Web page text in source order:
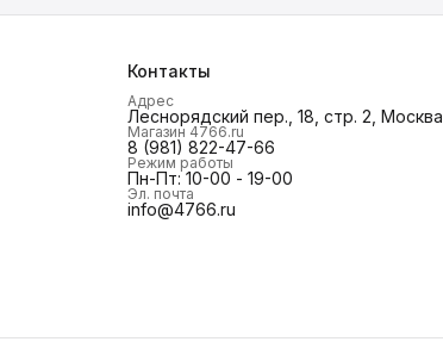
Контакты
Адрес
Леснорядский пер., 18, стр. 2, Москва
Магазин 4766.ru
8 (981) 822-47-66
Режим работы
Пн-Пт: 10-00 - 19-00
Эл. почта
info@4766.ru